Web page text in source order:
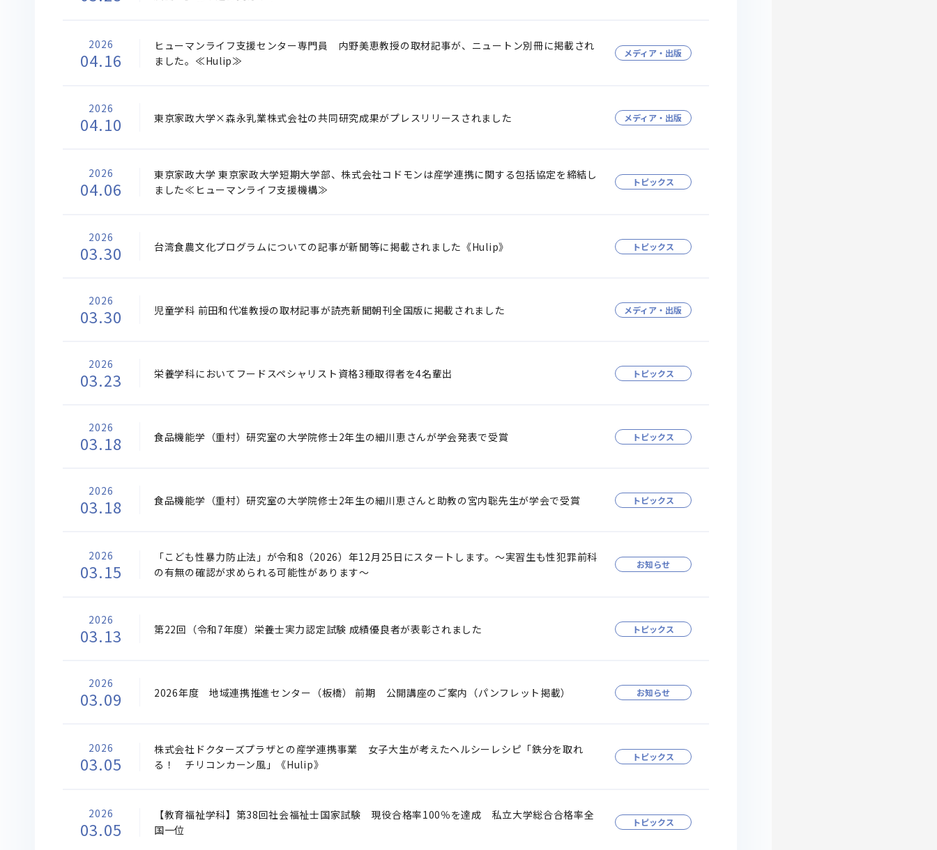
2026
04.16
ヒューマンライフ支援センター専門員 内野美恵教授の取材記事が、ニュートン別冊に掲載され
ました。≪Hulip≫
メディア・出版
2026
04.10 東京家政大学×森永乳業株式会社の共同研究成果がプレスリリースされました メディア・出版
2026
04.06
東京家政大学 東京家政大学短期大学部、株式会社コドモンは産学連携に関する包括協定を締結し
ました≪ヒューマンライフ支援機構≫
トピックス
2026
03.30 台湾食農文化プログラムについての記事が新聞等に掲載されました《Hulip》 トピックス
2026
03.30 児童学科 前田和代准教授の取材記事が読売新聞朝刊全国版に掲載されました メディア・出版
2026
03.23 栄養学科においてフードスペシャリスト資格3種取得者を4名輩出 トピックス
2026
03.18 食品機能学（重村）研究室の大学院修士2年生の細川恵さんが学会発表で受賞 トピックス
2026
03.18 食品機能学（重村）研究室の大学院修士2年生の細川恵さんと助教の宮内聡先生が学会で受賞 トピックス
2026
03.15
「こども性暴力防止法」が令和8（2026）年12月25日にスタートします。～実習生も性犯罪前科
の有無の確認が求められる可能性があります～
お知らせ
2026
03.13 第22回（令和7年度）栄養士実力認定試験 成績優良者が表彰されました トピックス
2026
03.09 2026年度 地域連携推進センター（板橋） 前期 公開講座のご案内（パンフレット掲載） お知らせ
2026
03.05
株式会社ドクターズプラザとの産学連携事業 女子大生が考えたヘルシーレシピ「鉄分を取れ
る！ チリコンカーン風」《Hulip》
トピックス
2026
03.05
【教育福祉学科】第38回社会福祉士国家試験 現役合格率100％を達成 私立大学総合合格率全
国一位
トピックス